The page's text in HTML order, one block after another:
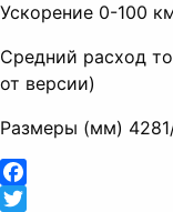
Ускорение 0-100
Средний расход
от версии)
Размеры (мм)
Facebook